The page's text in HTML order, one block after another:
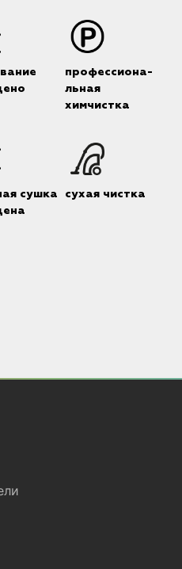
профессиона-
льная
химчистка
сушка
сухая чистка